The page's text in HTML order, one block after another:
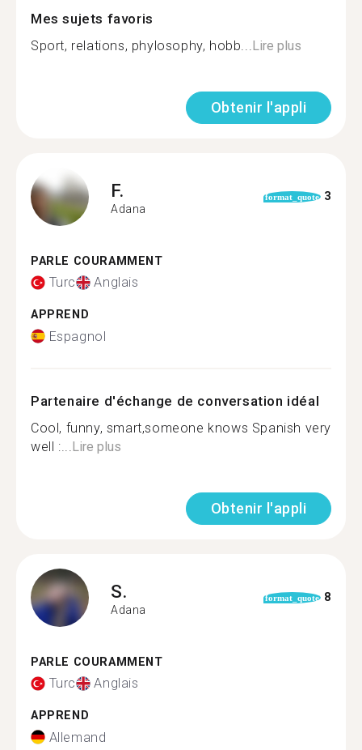
Mes sujets favoris
Sport, relations, phylosophy, hobb... Lire plus
Obtenir l'appli
F.
Adana
format_quote 3
PARLE COURAMMENT
Turc Anglais
APPREND
Espagnol
Partenaire d'échange de conversation idéal
Cool, funny, smart,someone knows Spanish very
well :... Lire plus
Obtenir l'appli
S.
Adana
format_quote 8
PARLE COURAMMENT
Turc Anglais
APPREND
Allemand